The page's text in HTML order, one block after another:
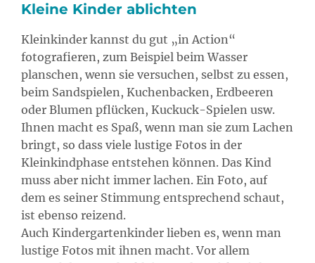
Kleine Kinder ablichten
Kleinkinder kannst du gut „in Action“
fotografieren, zum Beispiel beim Wasser
planschen, wenn sie versuchen, selbst zu essen,
beim Sandspielen, Kuchenbacken, Erdbeeren
oder Blumen pflücken, Kuckuck-Spielen usw.
Ihnen macht es Spaß, wenn man sie zum Lachen
bringt, so dass viele lustige Fotos in der
Kleinkindphase entstehen können. Das Kind
muss aber nicht immer lachen. Ein Foto, auf
dem es seiner Stimmung entsprechend schaut,
ist ebenso reizend.
Auch Kindergartenkinder lieben es, wenn man
lustige Fotos mit ihnen macht. Vor allem